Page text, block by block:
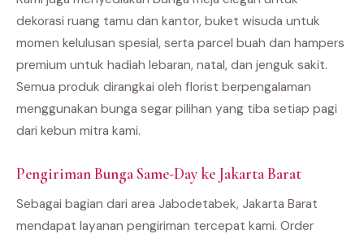
dekorasi ruang tamu dan kantor, buket wisuda untuk
momen kelulusan spesial, serta parcel buah dan hampers
premium untuk hadiah lebaran, natal, dan jenguk sakit.
Semua produk dirangkai oleh florist berpengalaman
menggunakan bunga segar pilihan yang tiba setiap pagi
dari kebun mitra kami.
Pengiriman Bunga Same-Day ke Jakarta Barat
Sebagai bagian dari area Jabodetabek, Jakarta Barat
mendapat layanan pengiriman tercepat kami. Order